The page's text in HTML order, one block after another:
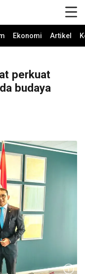
Ekonomi Artikel
perkuat
budaya